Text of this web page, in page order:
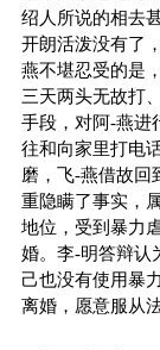
绍人所说的相去
开朗活泼没有了
燕不堪忍受的是
三天两头无故打
手段，对阿-燕进
往和向家里打电
磨，飞-燕借故回
重隐瞒了事实，
地位，受到暴力
婚。李-明答辩认
己也没有使用暴
离婚，愿意服从